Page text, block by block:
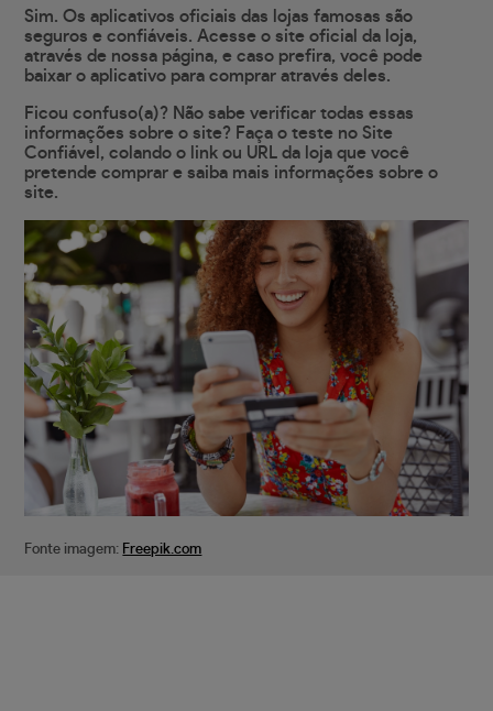
Sim. Os aplicativos oficiais das lojas famosas são
seguros e confiáveis. Acesse o site oficial da loja,
através de nossa página, e caso prefira, você pode
baixar o aplicativo para comprar através deles.
Ficou confuso(a)? Não sabe verificar todas essas
informações sobre o site? Faça o teste no Site
Confiável, colando o link ou URL da loja que você
pretende comprar e saiba mais informações sobre o
site.
Fonte imagem: Freepik.com